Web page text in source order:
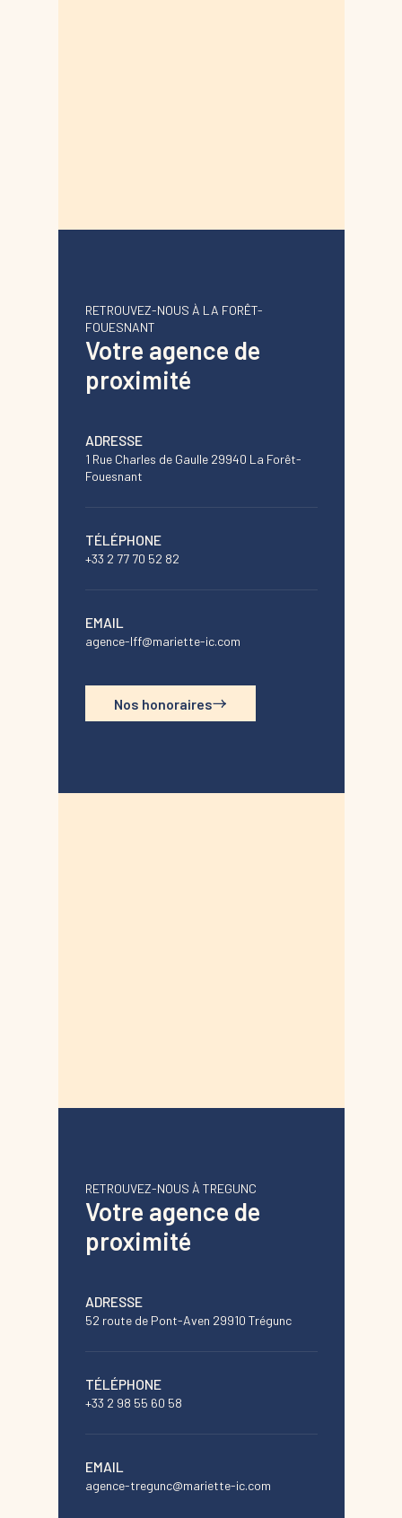
Votre agence de
proximité
RETROUVEZ-NOUS À LA FORÊT-
FOUESNANT
ADRESSE
1 Rue Charles de Gaulle 29940 La Forêt-
Fouesnant
TÉLÉPHONE
+33 2 77 70 52 82
EMAIL
agence-lff@mariette-ic.com
Nos honoraires
Votre agence de
proximité
RETROUVEZ-NOUS À TREGUNC
ADRESSE
52 route de Pont-Aven 29910 Trégunc
TÉLÉPHONE
+33 2 98 55 60 58
EMAIL
agence-tregunc@mariette-ic.com